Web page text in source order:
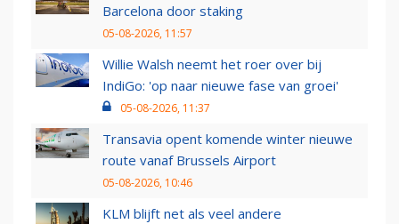
Barcelona door staking
05-08-2026, 11:57
Willie Walsh neemt het roer over bij
IndiGo: 'op naar nieuwe fase van groei'
05-08-2026, 11:37
Transavia opent komende winter nieuwe
route vanaf Brussels Airport
05-08-2026, 10:46
KLM blijft net als veel andere